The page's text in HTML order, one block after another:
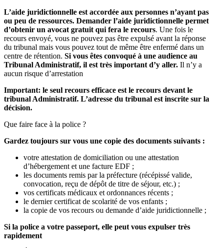
L’aide juridictionnelle est accordée aux personnes n’ayant pas
ou peu de ressources. Demander l’aide juridictionnelle permet
d’obtenir un avocat gratuit qui fera le recours. Une fois le
recours envoyé, vous ne pouvez pas être expulsé avant la réponse
du tribunal mais vous pouvez tout de même être enfermé dans un
centre de rétention. Si vous êtes convoqué à une audience au
Tribunal Administratif, il est très important d’y aller. Il n’y a
aucun risque d’arrestation
Important: le seul recours efficace est le recours devant le
tribunal Administratif. L’adresse du tribunal est inscrite sur la
décision.
Que faire face à la police ?
Gardez toujours sur vous une copie des documents suivants :
votre attestation de domiciliation ou une attestation
d’hébergement et une facture EDF ;
les documents remis par la préfecture (récépissé valide,
convocation, reçu de dépôt de titre de séjour, etc.) ;
vos certificats médicaux et ordonnances récents ;
le dernier certificat de scolarité de vos enfants ;
la copie de vos recours ou demande d’aide juridictionnelle ;
Si la police a votre passeport, elle peut vous expulser très
rapidement